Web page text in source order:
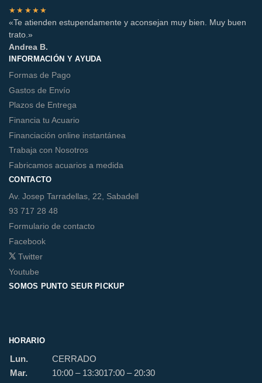
★★★★★
«Te atienden estupendamente y aconsejan muy bien. Muy buen
trato.»
Andrea B.
INFORMACIÓN Y AYUDA
Formas de Pago
Gastos de Envío
Plazos de Entrega
Financia tu Acuario
Financiación online instantánea
Trabaja con Nosotros
Fabricamos acuarios a medida
CONTACTO
Av. Josep Tarradellas, 22, Sabadell
93 717 28 48
Formulario de contacto
Facebook
Twitter
Youtube
SOMOS PUNTO SEUR PICKUP
HORARIO
Lun.
CERRADO
Mar.
10:00 – 13:3017:00 – 20:30